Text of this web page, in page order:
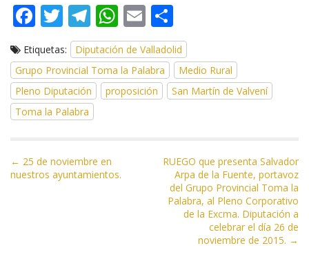
F
e
b
o
o
T
w
itt
er
T
el
e
gr
a
m
W
h
at
s
A
E
m
ai
l
o
m
p
ar
Etiquetas:
Diputación de Valladolid
Grupo Provincial Toma la Palabra
Medio Rural
Pleno Diputación
proposición
San Martín de Valvení
Toma la Palabra
N
a
← 25 de noviembre en
nuestros ayuntamientos.
RUEGO que presenta Salvador
Arpa de la Fuente, portavoz
del Grupo Provincial Toma la
Palabra, al Pleno Corporativo
de la Excma. Diputación a
celebrar el día 26 de
noviembre de 2015. →